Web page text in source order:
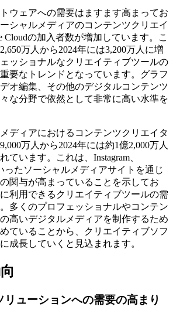
ウェアへの需要はますます高まってお
シャルメディアのコンテンツクリエイ
Cloudの加入者数が増加しています。こ
万人から2024年には3,200万人に増
ッショナルなクリエイティブツールの
要なトレンドとなっています。グラフ
オ編集、その他のデジタルコンテンツ
な分野で依然として非常に高い水準を
ディアにおけるコンテンツクリエイタ
万人から2024年には約1億2,000万人
ています。これは、Instagram、
ったソーシャルメディアサイトを通じ
関与が高まっていることを示してお
利用できるクリエイティブツールの需
多くのプロフェッショナルやコンテン
高いデジタルメディアを制作するため
ていることから、クリエイティブソフ
成長していくと見込まれます。
リューションへの需要の高まり